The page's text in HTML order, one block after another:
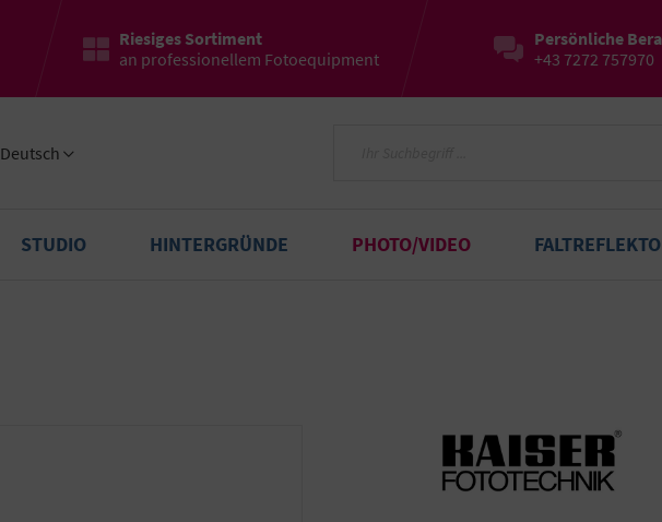
Riesiges Sortiment
an professionellem Fotoequipment
Persönliche
+43 7272 757970
Deutsch
STUDIO HINTERGRÜNDE PHOTO/VIDEO